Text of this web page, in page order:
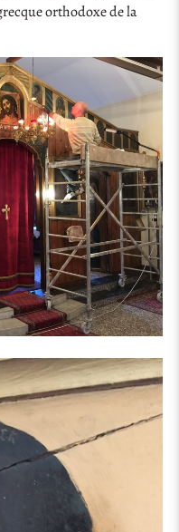
orthodoxe de la